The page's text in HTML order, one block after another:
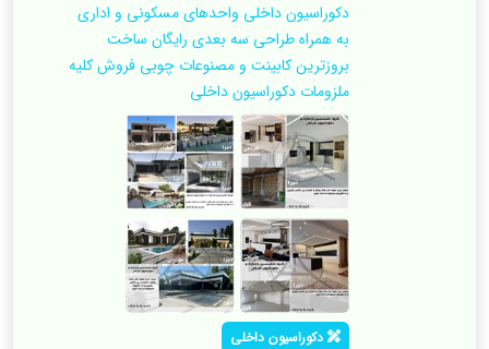
دکوراسیون داخلی واحدهای مسکونی و اداری
به همراه طراحی سه بعدی رایگان ساخت
بروزترین کابینت و مصنوعات چوبی فروش کلیه
ملزومات دکوراسیون داخلی
دکوراسیون داخلی